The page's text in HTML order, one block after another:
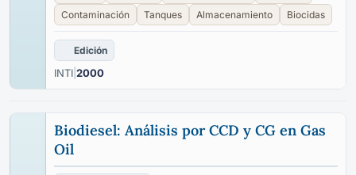
Contaminación
Tanques Almacenamiento Biocidas
Edición
INTI 2000
Biodiesel: Análisis por CCD y CG en Gas
Oil